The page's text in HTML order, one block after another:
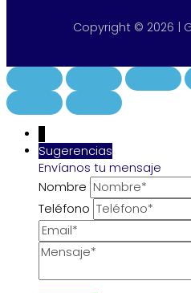
Copyright © 2026 |
Sugerencias
Envíanos tu mensaje
Nombre
Teléfono